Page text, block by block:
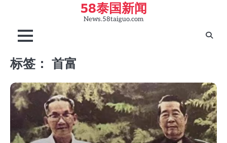
content
58泰国新闻
News.58taiguo.com
标签： 首富